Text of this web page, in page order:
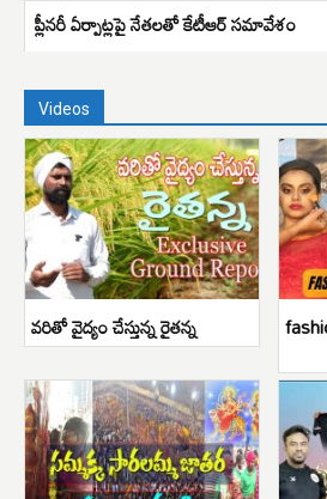
ప్లీనరీ ఏర్పాట్లపై నేతలతో కేటీఆర్ సమావేశం
Videos
వరితో వైద్యం చేస్తున్న రైతన్న